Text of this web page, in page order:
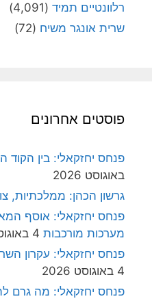
רלוונטיים תמיד (4,091)
שרית אונגר משיח (72)
פוסטים אחרונים
פנחס יחזקאלי: בין הקוד
באוגוסט 2026
גרשון הכהן: ממלכתיות,
פנחס יחזקאלי: אוסף
מערכות מורכבות 4 באוגוסט 2026
פנחס יחזקאלי: עקרון
4 באוגוסט 2026
פנחס יחזקאלי: מה גרם